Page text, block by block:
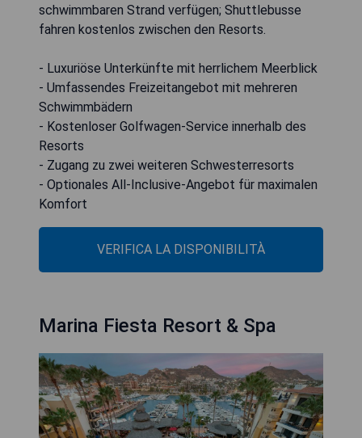
schwimmbaren Strand verfügen; Shuttlebusse
fahren kostenlos zwischen den Resorts.
- Luxuriöse Unterkünfte mit herrlichem Meerblick
- Umfassendes Freizeitangebot mit mehreren
Schwimmbädern
- Kostenloser Golfwagen-Service innerhalb des
Resorts
- Zugang zu zwei weiteren Schwesterresorts
- Optionales All-Inclusive-Angebot für maximalen
Komfort
VERIFICA LA DISPONIBILITÀ
Marina Fiesta Resort & Spa